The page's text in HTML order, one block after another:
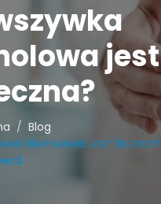
jest
Blog
Alkoholowa Jest